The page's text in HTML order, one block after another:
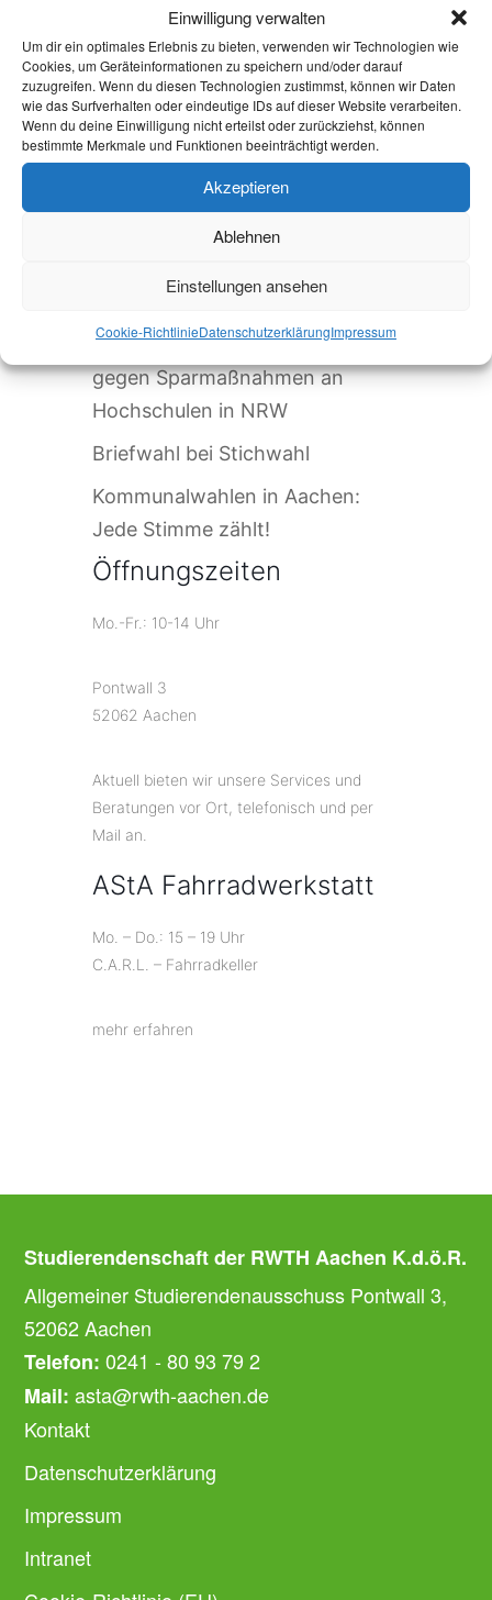
Einwilligung verwalten
Um dir ein optimales Erlebnis zu bieten, verwenden wir Technologien wie
Cookies, um Geräteinformationen zu speichern und/oder darauf
zuzugreifen. Wenn du diesen Technologien zustimmst, können wir Daten
wie das Surfverhalten oder eindeutige IDs auf dieser Website verarbeiten.
Wenn du deine Einwilligung nicht erteilst oder zurückziehst, können
bestimmte Merkmale und Funktionen beeinträchtigt werden.
Akzeptieren
Ablehnen
Einstellungen ansehen
Cookie-RichtlinieDatenschutzerklärungImpressum
Aktuelles
Welcome Week und darüber
hinaus: Onboarding neuer
internationaler Studierender
Warum Einsamkeit im Studium
kein Versagen ist – und was
Studierende demonstrieren
gegen Sparmaßnahmen an
Hochschulen in NRW
Briefwahl bei Stichwahl
Kommunalwahlen in Aachen:
Jede Stimme zählt!
Öffnungszeiten
Mo.-Fr.: 10-14 Uhr
Pontwall 3
52062 Aachen
Aktuell bieten wir unsere Services und
Beratungen vor Ort, telefonisch und per
Mail an.
AStA Fahrradwerkstatt
Mo. – Do.: 15 – 19 Uhr
C.A.R.L. – Fahrradkeller
mehr erfahren
Studierendenschaft der RWTH Aachen K.d.ö.R.
Allgemeiner Studierendenausschuss Pontwall 3,
52062 Aachen
Telefon: 0241 - 80 93 79 2
Mail: asta@rwth-aachen.de
Kontakt
Datenschutzerklärung
Impressum
Intranet